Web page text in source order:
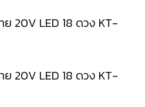
ย 20V LED 18 ดวง KT-
ย 20V LED 18 ดวง KT-